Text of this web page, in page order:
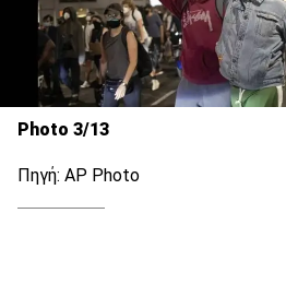
Photo 3/13
Πηγή: AP Photo